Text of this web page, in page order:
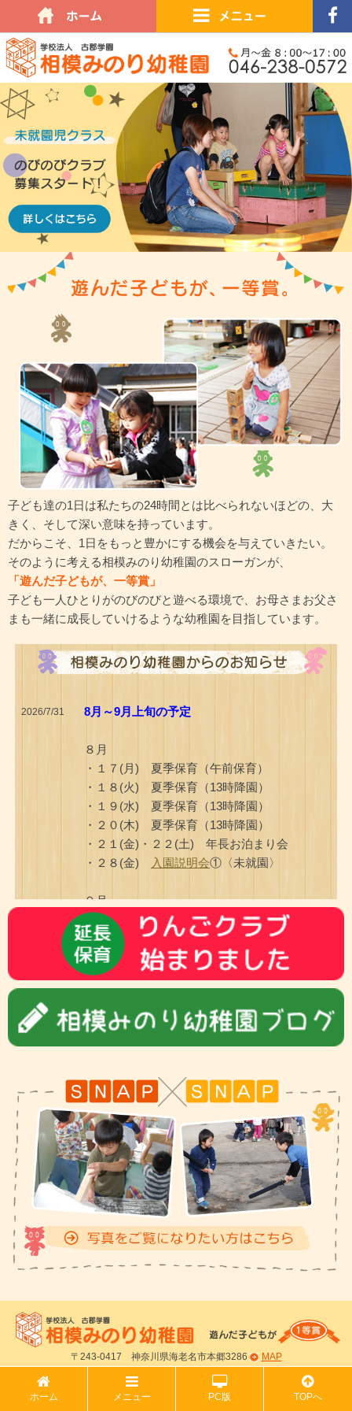
子ども達の1日は私たちの24時間とは比べられないほどの、大
きく、そして深い意味を持っています。
だからこそ、1日をもっと豊かにする機会を与えていきたい。
そのように考える相模みのり幼稚園のスローガンが、
「遊んだ子どもが、一等賞」
子ども一人ひとりがのびのびと遊べる環境で、お母さまお父さ
まも一緒に成長していけるような幼稚園を目指しています。
2026/7/31 8月～9月上旬の予定
８月
・１７(月) 夏季保育（午前保育）
・１８(火) 夏季保育（13時降園）
・１９(水) 夏季保育（13時降園）
・２０(木) 夏季保育（13時降園）
・２１(金)・２２(土) 年長お泊まり会
・２８(金)
入園説明会①〈未就園〉
９月
・ １(火) 始業式（午前保育～3日まで）
・ ４(金) 13時降園開始
・ ４(金) のびのびクラブ〈未就園〉
・ ７(月)ほのぼのサロン
・ ９(水)入園説明会②〈未就園〉
・１０(木) 年中組クラス活動
・１６(水) 年長組秋の遠足（年中組・年少組
休園）
2026/7/1 R8年度 入園説明会のお知らせ
令和9年入園児向け入園説明会を行います。
今年度の開催は、2026年8月28日金曜日・9月9
日水曜日の2回となります。
相模みのり幼稚園の教育方針や園児の生活、預
かり保育や通園方法等々を当園園長よりお話さ
応しますので幼稚園までご相談ください。
入園説明会のご参加には予約が必要となりま
ご予約・詳細は
こちらのページ
〒243-0417 神奈川県海老名市本郷3286 MAP
ホーム メニュー PC版 TOPへ